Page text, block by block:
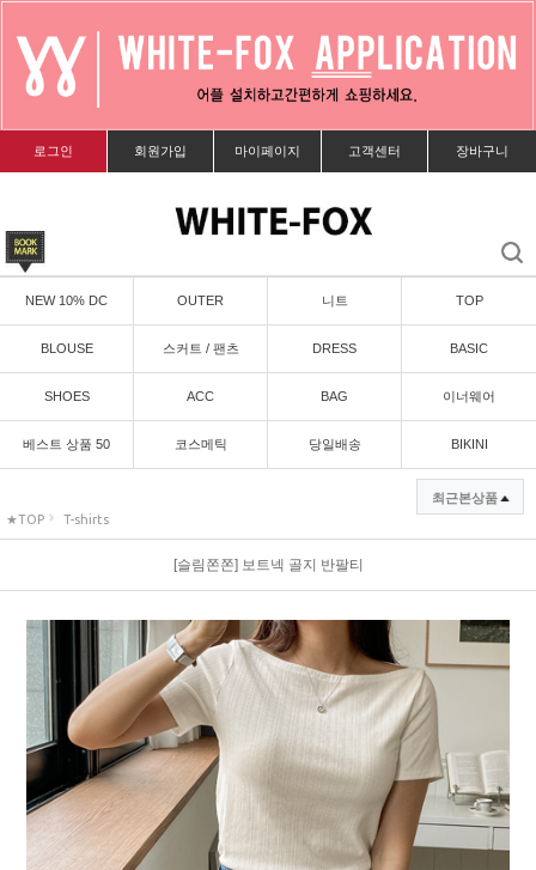
로그인 회원가입 마이페이지 고객센터 장바구니
NEW 10% DC OUTER 니트 TOP
BLOUSE 스커트 / 팬츠 DRESS BASIC
SHOES ACC BAG 이너웨어
베스트 상품 50 코스메틱 당일배송 BIKINI
★TOP T-shirts
최근본상품
[슬림쫀쫀] 보트넥 골지 반팔티